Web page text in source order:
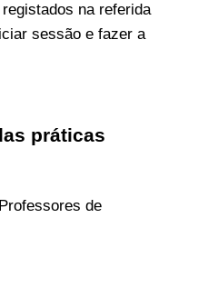
na referida
sessão e fazer a
práticas
de